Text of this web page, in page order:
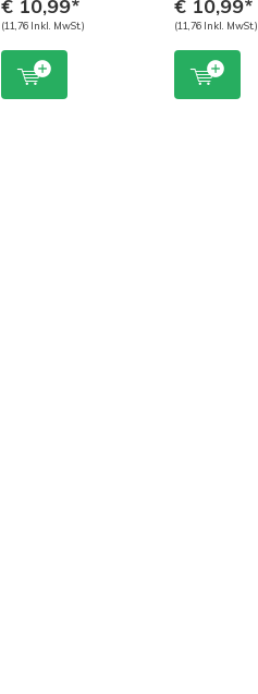
€ 10,99*
(11,76 Inkl. MwSt.)
€ 10,99*
(11,76 Inkl. MwSt.)